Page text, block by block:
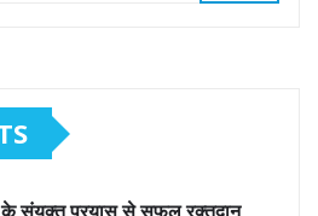
के संयुक्त प्रयास से सफल रक्तदान